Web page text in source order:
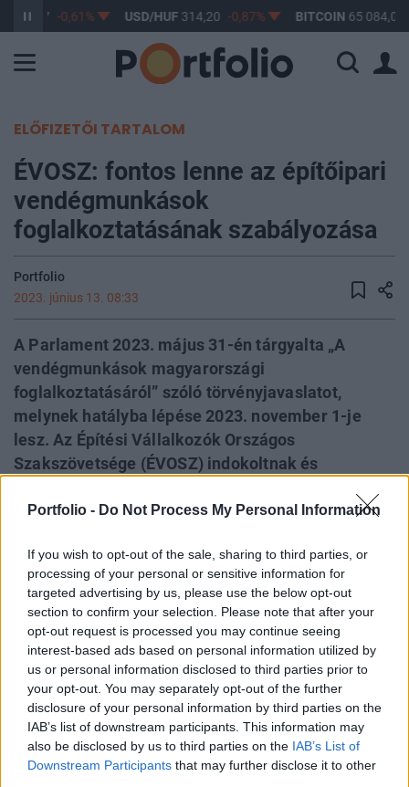
Portfolio - Do Not Process My Personal Information
If you wish to opt-out of the sale, sharing to third parties, or
processing of your personal or sensitive information for
targeted advertising by us, please use the below opt-out
section to confirm your selection. Please note that after your
opt-out request is processed you may continue seeing
interest-based ads based on personal information utilized by
us or personal information disclosed to third parties prior to
your opt-out. You may separately opt-out of the further
disclosure of your personal information by third parties on the
IAB’s list of downstream participants. This information may
also be disclosed by us to third parties on the IAB’s List of
Downstream Participants that may further disclose it to other
363,17 -0,61% USD/HUF 314,20 -0,87% BITCOIN 65 084,01
ELŐFIZETŐI TARTALOM
ÉVOSZ: fontos lenne az építőipari
vendégmunkások
foglalkoztatásának szabályozása
Portfolio
2023. június 13. 08:33
A Parlament 2023. május 31-én tárgyalta „A
vendégmunkások magyarországi
foglalkoztatásáról” szóló törvényjavaslatot,
melynek hatályba lépése 2023. november 1-je
lesz. Az Építési Vállalkozók Országos
Szakszövetsége (ÉVOSZ) indokoltnak és
végrehajtási szinten, ugyanakkor az általános
sajátos foglalkoztatási jellegére és helyzetére,
külön ágazati szabályozást, ágazati kikötéseket
javasol.
Az építőipar a többi ágazattól eltérően nem telepített
ágazat, az építőiparban dolgozók változó munkahelyen
végzik tevékenységüket, a vállalkozások egyszerre több
helyszínen foglalkoztatják munkavállalóikat. A
szerződésállomány függvényében a munkaerőigény
folyamatosan, egy éven belül is változhat.
Alapszakmánként is folyamatosan változó a